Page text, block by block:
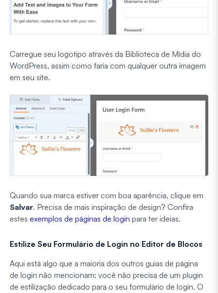
Carregue seu logotipo através da Biblioteca de Mídia do
WordPress, assim como faria com qualquer outra imagem
em seu site.
Quando sua marca estiver com boa aparência, clique em
Salvar. Precisa de mais inspiração de design? Confira
estes exemplos de páginas de login para ter ideias.
Estilize Seu Formulário de Login no Editor de Blocos
Aqui está algo que a maioria dos outros guias de página
de login não mencionam: você não precisa de um plugin
de estilização dedicado para o seu formulário de login. O